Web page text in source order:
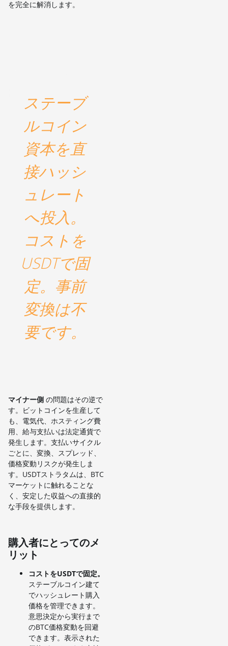
を完全に解消します。
ステーブ
ルコイン
資本を直
接ハッシ
ュレート
へ投入。
コストを
USDTで固
定。事前
変換は不
要です。
マイナー側 の問題はその逆で
す。ビットコインを生産して
も、電気代、ホスティング費
用、給与支払いは法定通貨で
発生します。支払いサイクル
ごとに、変換、スプレッド、
価格変動リスクが発生しま
す。USDTストラタムは、BTC
マーケットに触れることな
く、安定した収益への直接的
な手段を提供します。
購入者にとってのメ
リット
コストをUSDTで固定。
ステーブルコイン建て
でハッシュレート購入
価格を管理できます。
意思決定から実行まで
のBTC価格変動を回避
できます。表示された